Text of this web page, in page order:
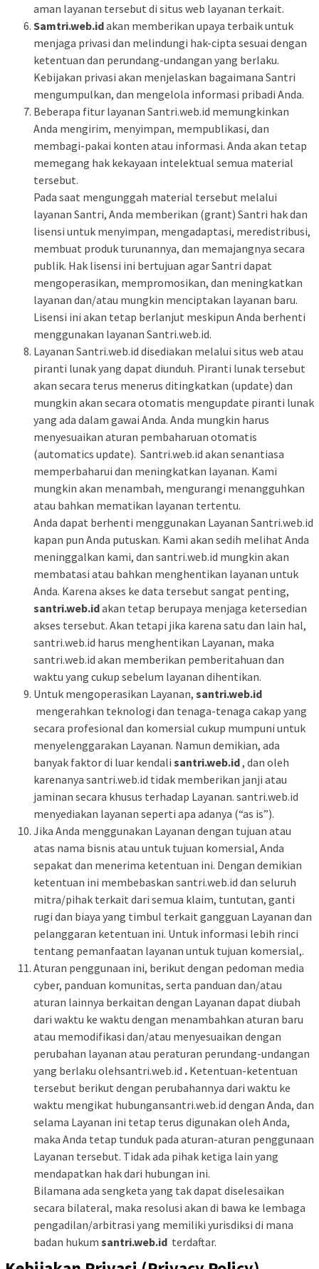
aman layanan tersebut di situs web layanan terkait.
Samtri.web.idakan memberikan upaya terbaik untuk
menjaga privasi dan melindungi hak-cipta sesuai dengan
ketentuan dan perundang-undangan yang berlaku.
Kebijakan privasi akan menjelaskan bagaimana Santri
mengumpulkan, dan mengelola informasi pribadi Anda.
Beberapa fitur layanan Santri.web.id memungkinkan
Anda mengirim, menyimpan, mempublikasi, dan
membagi-pakai konten atau informasi. Anda akan tetap
memegang hak kekayaan intelektual semua material
tersebut.
Pada saat mengunggah material tersebut melalui
layanan Santri, Anda memberikan (grant) Santri hak dan
lisensi untuk menyimpan, mengadaptasi, meredistribusi,
membuat produk turunannya, dan memajangnya secara
publik. Hak lisensi ini bertujuan agar Santri dapat
mengoperasikan, mempromosikan, dan meningkatkan
layanan dan/atau mungkin menciptakan layanan baru.
Lisensi ini akan tetap berlanjut meskipun Anda berhenti
menggunakan layanan Santri.web.id.
Layanan Santri.web.id disediakan melalui situs web atau
piranti lunak yang dapat diunduh. Piranti lunak tersebut
akan secara terus menerus ditingkatkan (update) dan
mungkin akan secara otomatis mengupdate piranti lunak
yang ada dalam gawai Anda. Anda mungkin harus
menyesuaikan aturan pembaharuan otomatis
(automatics update). Santri.web.id akan senantiasa
memperbaharui dan meningkatkan layanan. Kami
mungkin akan menambah, mengurangi menangguhkan
atau bahkan mematikan layanan tertentu.
Anda dapat berhenti menggunakan Layanan Santri.web.id
kapan pun Anda putuskan. Kami akan sedih melihat Anda
meninggalkan kami, dan santri.web.id mungkin akan
membatasi atau bahkan menghentikan layanan untuk
Anda. Karena akses ke data tersebut sangat penting,
santri.web.idakan tetap berupaya menjaga ketersedian
akses tersebut. Akan tetapi jika karena satu dan lain hal,
santri.web.id harus menghentikan Layanan, maka
santri.web.id akan memberikan pemberitahuan dan
waktu yang cukup sebelum layanan dihentikan.
Untuk mengoperasikan Layanan, santri.web.id
mengerahkan teknologi dan tenaga-tenaga cakap yang
secara profesional dan komersial cukup mumpuni untuk
menyelenggarakan Layanan. Namun demikian, ada
banyak faktor di luar kendali santri.web.id, dan oleh
karenanya santri.web.id tidak memberikan janji atau
jaminan secara khusus terhadap Layanan. santri.web.id
menyediakan layanan seperti apa adanya (“as is”).
Jika Anda menggunakan Layanan dengan tujuan atau
atas nama bisnis atau untuk tujuan komersial, Anda
sepakat dan menerima ketentuan ini. Dengan demikian
ketentuan ini membebaskan santri.web.id dan seluruh
mitra/pihak terkait dari semua klaim, tuntutan, ganti
rugi dan biaya yang timbul terkait gangguan Layanan dan
pelanggaran ketentuan ini. Untuk informasi lebih rinci
tentang pemanfaatan layanan untuk tujuan komersial,.
Aturan penggunaan ini, berikut dengan pedoman media
cyber, panduan komunitas, serta panduan dan/atau
aturan lainnya berkaitan dengan Layanan dapat diubah
dari waktu ke waktu dengan menambahkan aturan baru
atau memodifikasi dan/atau menyesuaikan dengan
perubahan layanan atau peraturan perundang-undangan
yang berlaku olehsantri.web.id . Ketentuan-ketentuan
tersebut berikut dengan perubahannya dari waktu ke
waktu mengikat hubungansantri.web.id dengan Anda, dan
selama Layanan ini tetap terus digunakan oleh Anda,
maka Anda tetap tunduk pada aturan-aturan penggunaan
Layanan tersebut. Tidak ada pihak ketiga lain yang
mendapatkan hak dari hubungan ini.
Bilamana ada sengketa yang tak dapat diselesaikan
secara bilateral, maka resolusi akan di bawa ke lembaga
pengadilan/arbitrasi yang memiliki yurisdiksi di mana
badan hukum santri.web.id terdaftar.